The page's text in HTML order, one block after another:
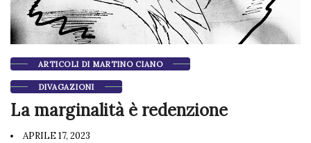
ARTICOLI DI MARTINO CIANO
DIVAGAZIONI
La marginalità è redenzione
APRILE 17, 2023